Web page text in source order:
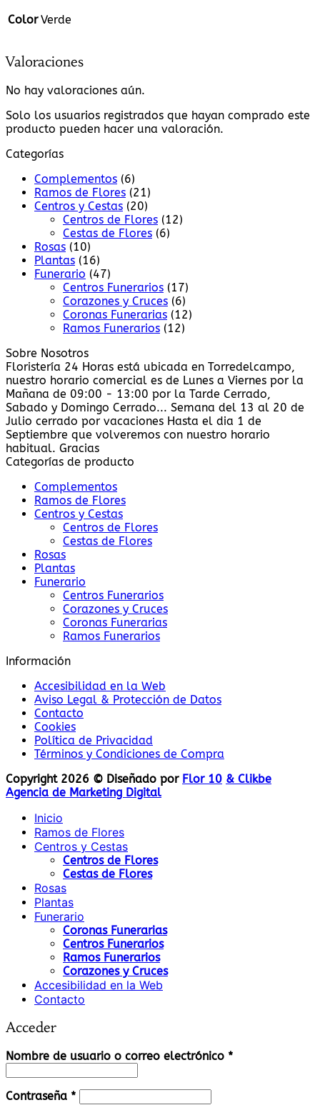
Color Verde
Valoraciones
No hay valoraciones aún.
Solo los usuarios registrados que hayan comprado este
producto pueden hacer una valoración.
Categorías
Complementos (6)
Ramos de Flores (21)
Centros y Cestas (20)
Centros de Flores (12)
Cestas de Flores (6)
Rosas (10)
Plantas (16)
Funerario (47)
Centros Funerarios (17)
Corazones y Cruces (6)
Coronas Funerarias (12)
Ramos Funerarios (12)
Sobre Nosotros
Floristería 24 Horas está ubicada en Torredelcampo,
nuestro horario comercial es de Lunes a Viernes por la
Mañana de 09:00 - 13:00 por la Tarde Cerrado,
Sabado y Domingo Cerrado... Semana del 13 al 20 de
Julio cerrado por vacaciones Hasta el dia 1 de
Septiembre que volveremos con nuestro horario
habitual. Gracias
Categorías de producto
Complementos
Ramos de Flores
Centros y Cestas
Centros de Flores
Cestas de Flores
Rosas
Plantas
Funerario
Centros Funerarios
Corazones y Cruces
Coronas Funerarias
Ramos Funerarios
Información
Accesibilidad en la Web
Aviso Legal & Protección de Datos
Contacto
Cookies
Política de Privacidad
Términos y Condiciones de Compra
Copyright 2026 © Diseñado por Flor 10 & Clikbe
Agencia de Marketing Digital
Inicio
Ramos de Flores
Centros y Cestas
Centros de Flores
Cestas de Flores
Rosas
Plantas
Funerario
Coronas Funerarias
Centros Funerarios
Ramos Funerarios
Corazones y Cruces
Accesibilidad en la Web
Contacto
Acceder
Nombre de usuario o correo electrónico *Obligatorio
Contraseña *Obligatorio